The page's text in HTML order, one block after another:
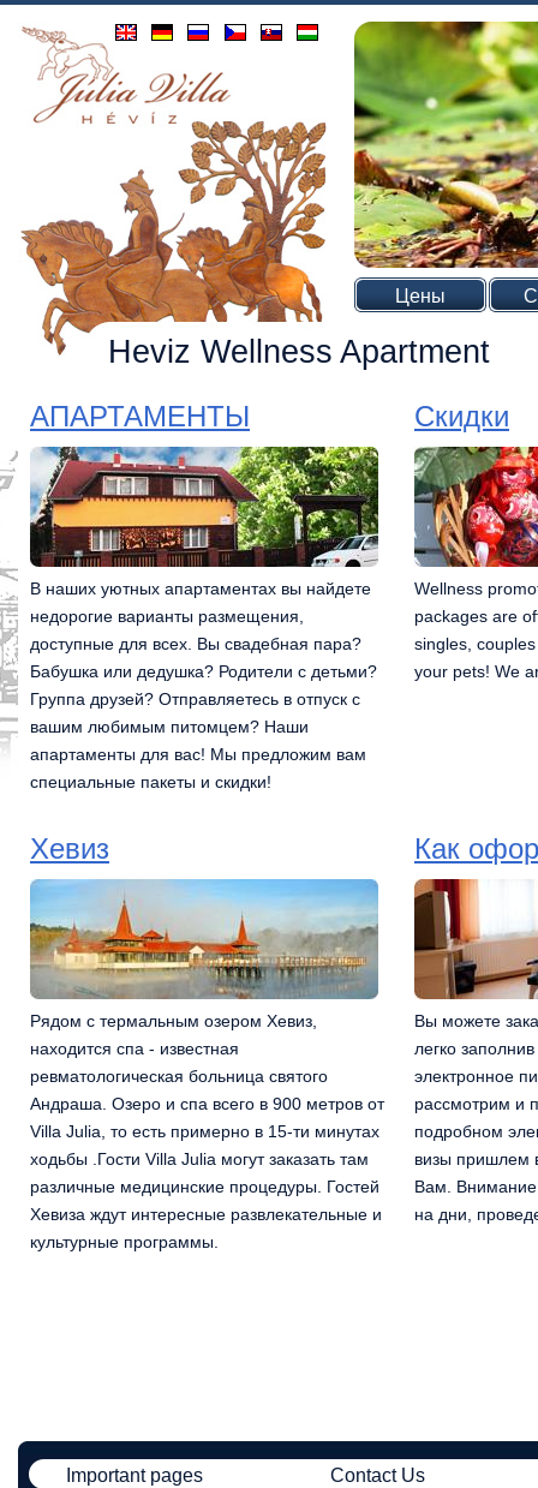
Цены
Heviz Wellness Apartment
АПАРТАМЕНТЫ
В наших уютных апартаментах вы найдете
недорогие варианты размещения,
доступные для всех. Вы свадебная пара?
Бабушка или дедушка? Родители с детьми?
Группа друзей? Отправляетесь в отпуск с
вашим любимым питомцем? Наши
апартаменты для вас! Мы предложим вам
специальные пакеты и скидки!
Скидки
Wellness
packages are
singles,
your pets! We
Хевиз
Рядом с термальным озером Хевиз,
находится спа - известная
ревматологическая больница святого
Андраша. Озеро и спа всего в 900 метров от
Villa Julia, то есть примерно в 15-ти минутах
ходьбы .Гости Villa Julia могут заказать там
различные медицинские процедуры. Гостей
Хевиза ждут интересные развлекательные и
культурные программы.
Как
Вы можете
легко
электронное
рассмотрим и
подробном
визы пришлем
Вам.
на дни,
Important pages Contact Us